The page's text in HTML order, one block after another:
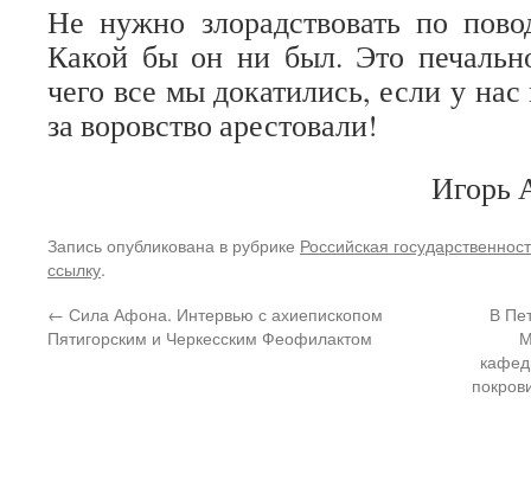
Не нужно злорадствовать по
Какой бы он ни был. Это
чего все мы докатились, если у
за воровство арестовали!
Игорь
Запись опубликована в рубрике Российская
ссылку.
← Сила Афона. Интервью с ахиепископом
Пятигорским и Черкесским Феофилактом
В